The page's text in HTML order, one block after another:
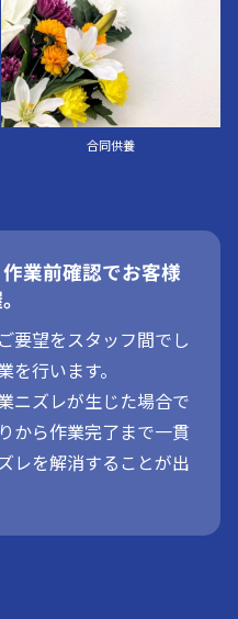
合同供養
業前確認でお客様
要望をスタッフ間でし
行います。
ニズレが生じた場合で
から作業完了まで一貫
レを解消することが出